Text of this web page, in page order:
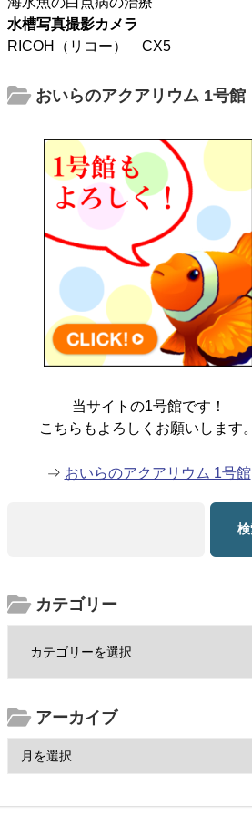
水槽写真撮影カメラ
RICOH（リコー） CX5
おいらのアクアリウム 1号館
当サイトの1号館です！
こちらもよろしくお願いします。
⇒ おいらのアクアリウム 1号館
カテゴリー
アーカイブ